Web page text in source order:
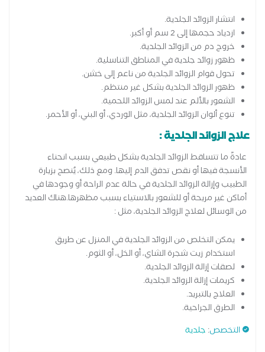
انتشار الزوائد الجلدية.
ازدياد حجمها إلى 2 سم أو أكبر.
خروج دم من الزوائد الجلدية.
ظهور زوائد جلدية في المناطق التناسلية.
تحول قوام الزوائد الجلدية من ناعم إلى خشن.
ظهور الزوائد الجلدية بشكل غير منتظم.
الشعور بالألم عند لمس الزوائد اللحمية.
تنوع ألوان الزوائد الجلدية، مثل الوردي، أو البني، أو الأحمر.
علاج الزوائد الجلدية :
عادةً ما تتساقط الزوائد الجلدية بشكل طبيعي بسبب انحناء
الأنسجة فيها أو نقص تدفق الدم إليها. ومع ذلك، يُنصح بزيارة
الطبيب وإزالة الزوائد الجلدية في حالة عدم الراحة أو وجودها في
أماكن غير مريحة أو للشعور بالاستياء بسبب مظهرها.هناك العديد
من الوسائل لعلاج الزوائد الجلدية، مثل :
يمكن التخلص من الزوائد الجلدية في المنزل عن طريق
استخدام زيت شجرة الشاي، أو الخل، أو الثوم.
لصقات إزالة الزوائد الجلدية.
كريمات إزالة الزوائد الجلدية.
العلاج بالتبريد.
الطرق الجراحية.
التخصص: جلدية